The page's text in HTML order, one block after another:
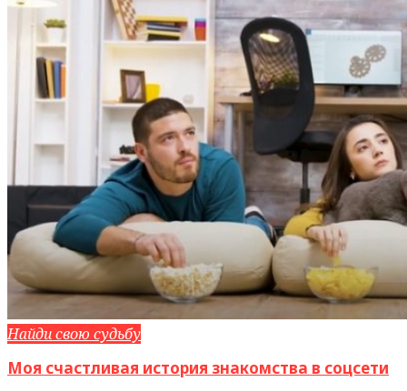
Найди свою судьбу
Моя счастливая история знакомства в соцсети